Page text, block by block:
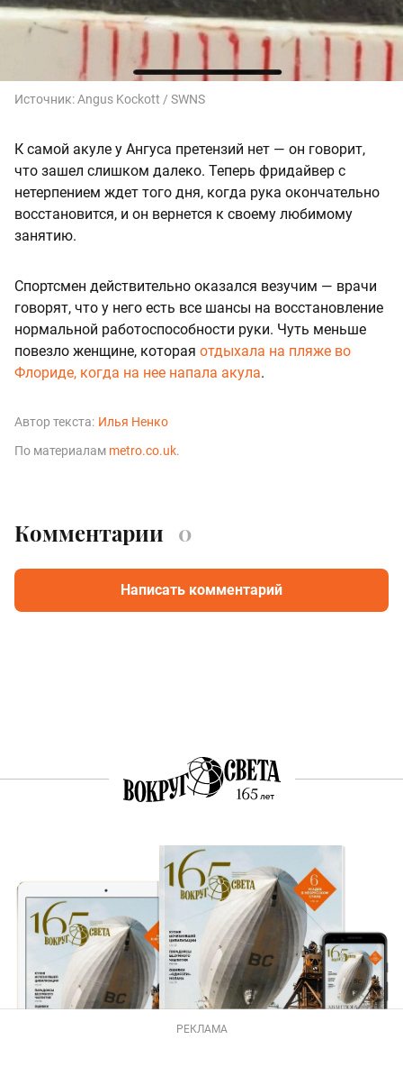
Источник:Angus Kockott / SWNS
К самой акуле у Ангуса претензий нет — он говорит,
что зашел слишком далеко. Теперь фридайвер с
нетерпением ждет того дня, когда рука окончательно
восстановится, и он вернется к своему любимому
занятию.
Спортсмен действительно оказался везучим — врачи
говорят, что у него есть все шансы на восстановление
нормальной работоспособности руки. Чуть меньше
повезло женщине, которая отдыхала на пляже во
Флориде, когда на нее напала акула.
Автор текста: Илья Ненко
По материалам metro.co.uk.
Комментарии 0
Написать комментарий
РЕКЛАМА